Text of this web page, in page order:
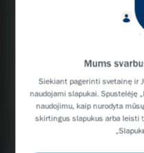
Mums
Siekiant pagerinti svetainę ir
naudojami slapukai. Spustelėję
naudojimu, kaip nurodyta
skirtingus slapukus arba leisti